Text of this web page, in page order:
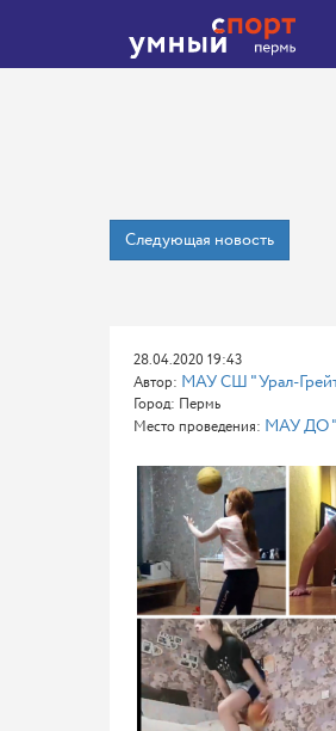
Следующая новость
28.04.2020 19:43
Автор: МАУ СШ "Урал-
Город: Пермь
Место проведения: МАУ ДО